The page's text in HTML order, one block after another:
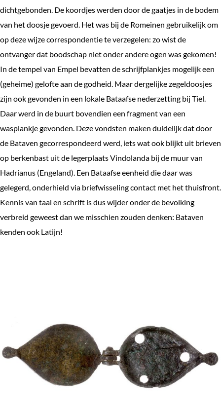
dichtgebonden. De koordjes werden door de gaatjes in de bodem
van het doosje gevoerd. Het was bij de Romeinen gebruikelijk om
op deze wijze correspondentie te verzegelen: zo wist de
ontvanger dat boodschap niet onder andere ogen was gekomen!
In de tempel van Empel bevatten de schrijfplankjes mogelijk een
(geheime) gelofte aan de godheid. Maar dergelijke zegeldoosjes
zijn ook gevonden in een lokale Bataafse nederzetting bij Tiel.
Daar werd in de buurt bovendien een fragment van een
wasplankje gevonden. Deze vondsten maken duidelijk dat door
de Bataven gecorrespondeerd werd, iets wat ook blijkt uit brieven
op berkenbast uit de legerplaats Vindolanda bij de muur van
Hadrianus (Engeland). Een Bataafse eenheid die daar was
gelegerd, onderhield via briefwisseling contact met het thuisfront.
Kennis van taal en schrift is dus wijder onder de bevolking
verbreid geweest dan we misschien zouden denken: Bataven
kenden ook Latijn!